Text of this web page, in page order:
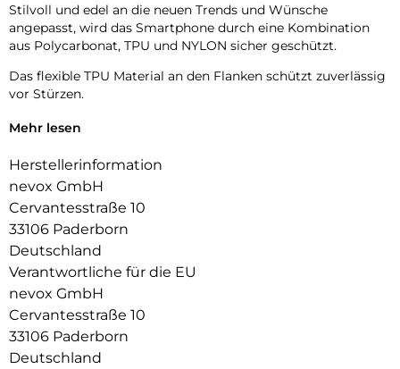
Stilvoll und edel an die neuen Trends und Wünsche
angepasst, wird das Smartphone durch eine Kombination
aus Polycarbonat, TPU und NYLON sicher geschützt.
Das flexible TPU Material an den Flanken schützt zuverlässig
vor Stürzen.
Das Display ist durch die seitlichen Flanken geschützt.
geschützt.
Die Anschlüsse, Knöpfe und Kamera bleiben voll zugänglich.
Hochwertiges Schmutzabweisendes Material und langlebige
Zusammensetzung der Materialien.
Mehr lesen
Herstellerinformation
nevox GmbH
Cervantesstraße 10
33106 Paderborn
Deutschland
Verantwortliche für die EU
nevox GmbH
Cervantesstraße 10
33106 Paderborn
Deutschland